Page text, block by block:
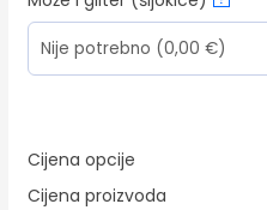
Cijena opcije
Cijena proizvoda